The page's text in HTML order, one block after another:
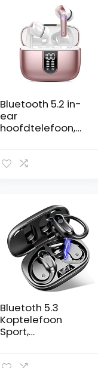
waterdichte
oordopjes, 20 uur
speeltijd,eén
maat – Gold
Tone
Bluetooth 5.2 in-
ear
hoofdtelefoon,
microfoon
IPX7 waterdichte
oortelefoon met
aanraakbedienin
g, voor werk en
reizen (roze)
Bluetoth 5.3
Koptelefoon
Sport,